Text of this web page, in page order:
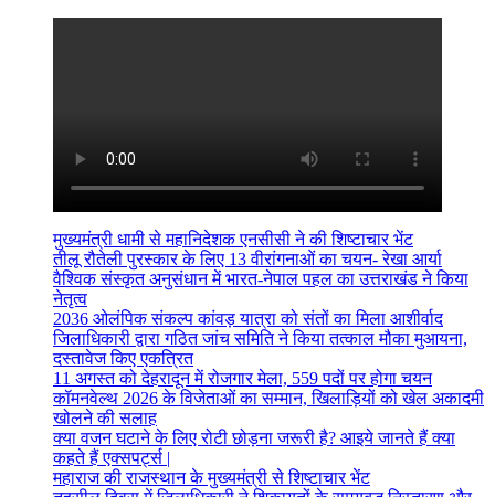
मुख्यमंत्री धामी से महानिदेशक एनसीसी ने की शिष्टाचार भेंट
तीलू रौतेली पुरस्कार के लिए 13 वीरांगनाओं का चयन- रेखा आर्या
वैश्विक संस्कृत अनुसंधान में भारत-नेपाल पहल का उत्तराखंड ने किया
नेतृत्व
2036 ओलंपिक संकल्प कांवड़ यात्रा को संतों का मिला आशीर्वाद
जिलाधिकारी द्वारा गठित जांच समिति ने किया तत्काल मौका मुआयना,
दस्तावेज किए एकत्रित
11 अगस्त को देहरादून में रोजगार मेला, 559 पदों पर होगा चयन
कॉमनवेल्थ 2026 के विजेताओं का सम्मान, खिलाड़ियों को खेल अकादमी
खोलने की सलाह
क्या वजन घटाने के लिए रोटी छोड़ना जरूरी है? आइये जानते हैं क्या
कहते हैं एक्सपर्ट्स |
महाराज की राजस्थान के मुख्यमंत्री से शिष्टाचार भेंट